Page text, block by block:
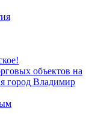
объектов на
город Владимир